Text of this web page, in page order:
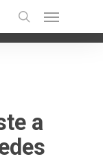
search
a